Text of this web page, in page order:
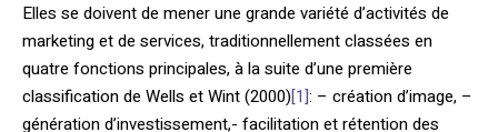
Elles se doivent de mener une grande variété d’activités de
marketing et de services, traditionnellement classées en
quatre fonctions principales, à la suite d’une première
classification de Wells et Wint (2000)[1]: – création d’image, –
génération d’investissement,- facilitation et rétention des